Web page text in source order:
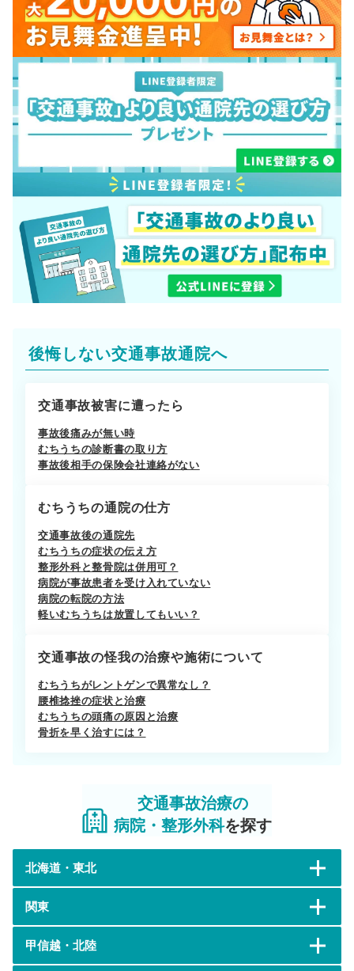
後悔しない交通事故通院へ
交通事故被害に遭ったら
事故後痛みが無い時
むちうちの診断書の取り方
事故後相手の保険会社連絡がない
むちうちの通院の仕方
交通事故後の通院先
むちうちの症状の伝え方
整形外科と整骨院は併用可？
病院が事故患者を受け入れていない
病院の転院の方法
軽いむちうちは放置してもいい？
交通事故の怪我の治療や施術について
むちうちがレントゲンで異常なし？
腰椎捻挫の症状と治療
むちうちの頭痛の原因と治療
骨折を早く治すには？
交通事故治療の
病院・整形外科を探す
北海道・東北
関東
甲信越・北陸